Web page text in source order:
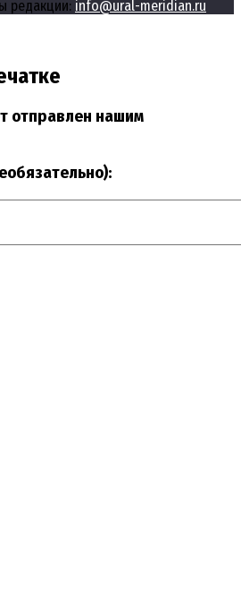
редакции: info@ural-meridian.ru
отправлен нашим